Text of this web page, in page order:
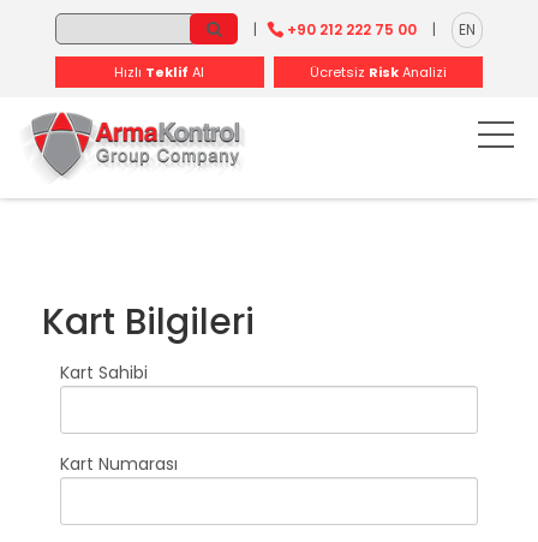
-- -
| +90 212 222 75 00 | EN
Hızlı Teklif Al Ücretsiz RiskAnalizi
Kart Bilgileri
Kart Sahibi
Kart Numarası